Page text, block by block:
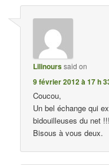
Lilinourssaid on
9 février 2012 à 17 h
Coucou,
Un bel échange qui
bidouilleuses du net !!!
Bisous à vous deux.